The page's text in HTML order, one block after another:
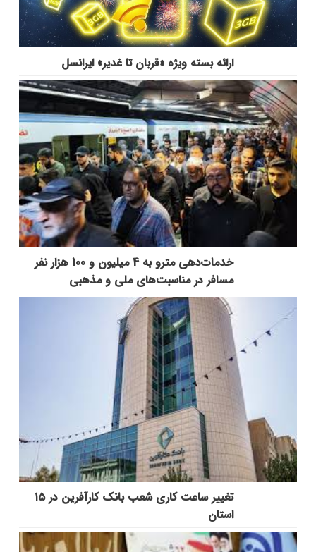
ارائه بسته ویژه «قربان تا غدیر» ایرانسل
خدمات‌دهي مترو به 4 ميليون و 100 هزار نفر
مسافر در مناسبت‌هاي ملي و مذهبي
تغییر ساعت کاری شعب بانک کارآفرین در ۱۵
استان